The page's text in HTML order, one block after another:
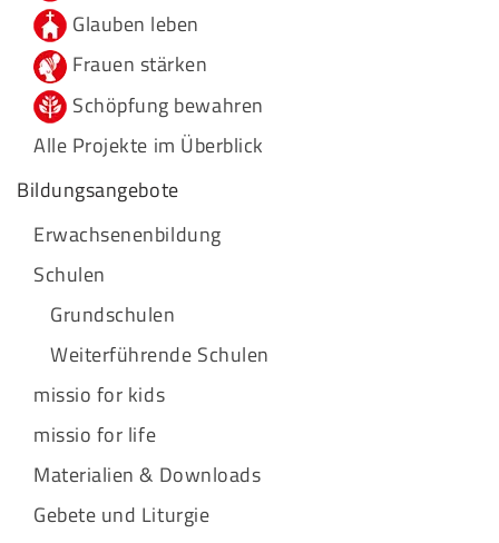
Glauben leben
Frauen stärken
Schöpfung bewahren
Alle Projekte im Überblick
Bildungsangebote
Erwachsenenbildung
Schulen
Grundschulen
Weiterführende Schulen
missio for kids
missio for life
Materialien & Downloads
Gebete und Liturgie